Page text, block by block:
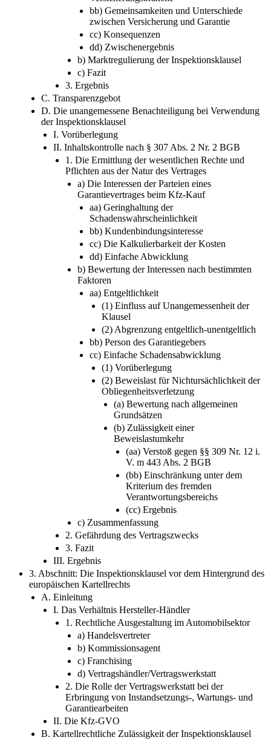
bb) Gemeinsamkeiten und Unterschiede
zwischen Versicherung und Garantie
cc) Konsequenzen
dd) Zwischenergebnis
b) Marktregulierung der Inspektionsklausel
c) Fazit
3. Ergebnis
C. Transparenzgebot
D. Die unangemessene Benachteiligung bei Verwendung
der Inspektionsklausel
I. Vorüberlegung
II. Inhaltskontrolle nach § 307 Abs. 2 Nr. 2 BGB
1. Die Ermittlung der wesentlichen Rechte und
Pflichten aus der Natur des Vertrages
a) Die Interessen der Parteien eines
Garantievertrages beim Kfz-Kauf
aa) Geringhaltung der
Schadenswahrscheinlichkeit
bb) Kundenbindungsinteresse
cc) Die Kalkulierbarkeit der Kosten
dd) Einfache Abwicklung
b) Bewertung der Interessen nach bestimmten
Faktoren
aa) Entgeltlichkeit
(1) Einfluss auf Unangemessenheit der
Klausel
(2) Abgrenzung entgeltlich-unentgeltlich
bb) Person des Garantiegebers
cc) Einfache Schadensabwicklung
(1) Vorüberlegung
(2) Beweislast für Nichtursächlichkeit der
Obliegenheitsverletzung
(a) Bewertung nach allgemeinen
Grundsätzen
(b) Zulässigkeit einer
Beweislastumkehr
(aa) Verstoß gegen §§ 309 Nr. 12 i.
V. m 443 Abs. 2 BGB
(bb) Einschränkung unter dem
Kriterium des fremden
Verantwortungsbereichs
(cc) Ergebnis
c) Zusammenfassung
2. Gefährdung des Vertragszwecks
3. Fazit
III. Ergebnis
3. Abschnitt: Die Inspektionsklausel vor dem Hintergrund des
europäischen Kartellrechts
A. Einleitung
I. Das Verhältnis Hersteller-Händler
1. Rechtliche Ausgestaltung im Automobilsektor
a) Handelsvertreter
b) Kommissionsagent
c) Franchising
d) Vertragshändler/Vertragswerkstatt
2. Die Rolle der Vertragswerkstatt bei der
Erbringung von Instandsetzungs-, Wartungs- und
Garantiearbeiten
II. Die Kfz-GVO
B. Kartellrechtliche Zulässigkeit der Inspektionsklausel